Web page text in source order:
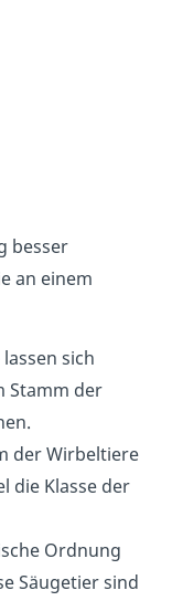
besser
an einem
sich
Stamm der
der Wirbeltiere
die Klasse der
Ordnung
Säugetier sind